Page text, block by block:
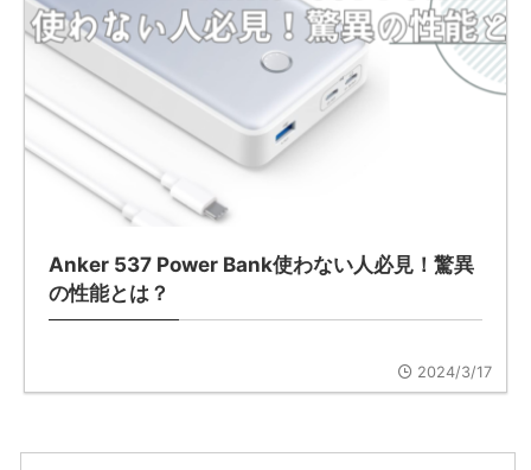
Anker 537 Power Bank使わない人必見！驚異
の性能とは？
2024/3/17